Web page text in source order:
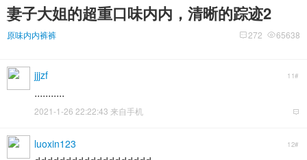
妻子大姐的超重口味内内，清晰的踪迹2
原味内内裤裤 65638
272
jjjzf 11#
...........
2021-1-26 22:22:43 来自手机
luoxin123 12#